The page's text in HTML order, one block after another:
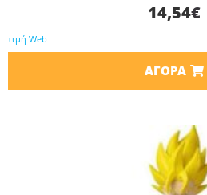
14,54€
τιμή Web
ΑΓΟΡΆ